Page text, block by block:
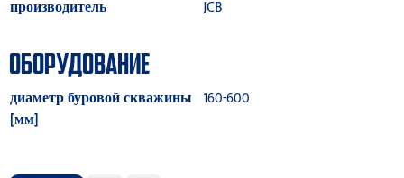
производитель
JCB
ОБОРУДОВАНИЕ
диаметр буровой скважины
[мм]
160-600